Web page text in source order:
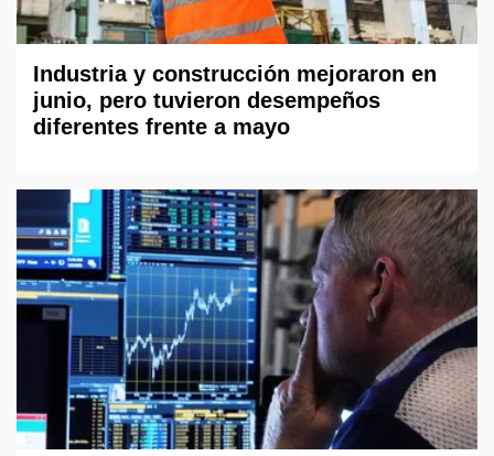
Industria y construcción mejoraron en
junio, pero tuvieron desempeños
diferentes frente a mayo